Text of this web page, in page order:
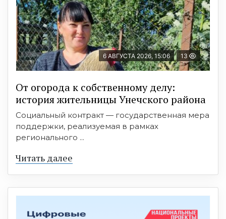
6 АВГУСТА 2026, 15:06 13
От огорода к собственному делу:
история жительницы Унечского района
Социальный контракт — государственная мера
поддержки, реализуемая в рамках
регионального ...
Читать далее